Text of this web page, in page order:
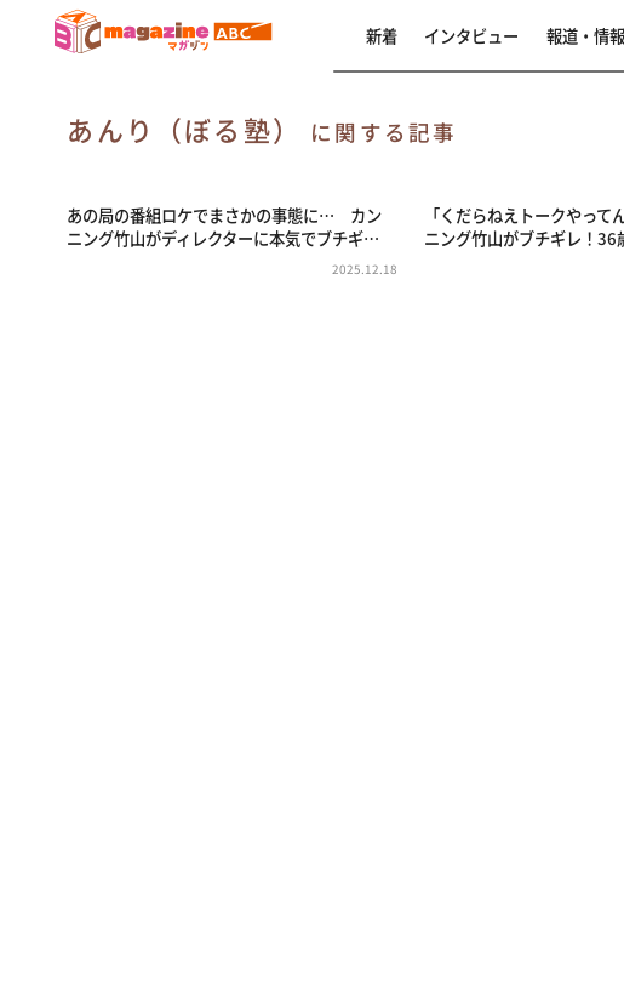
新着 インタビュー 報道・情報
あんり（ぼる塾） に関する記事
あの局の番組ロケでまさかの事態に… カン
ニング竹山がディレクターに本気でブチギ…
2025.12.18
「くだらねえトークやって
ニング竹山がブチギレ！